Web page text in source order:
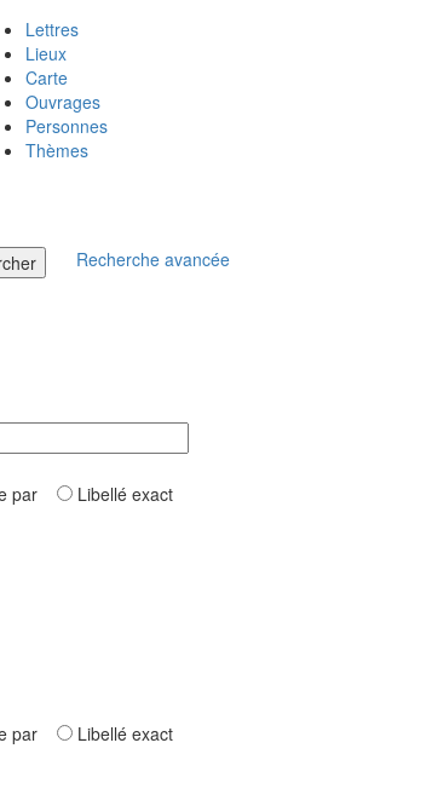
Lettres
Lieux
Carte
Ouvrages
Personnes
Thèmes
Recherche avancée
par Libellé exact
par Libellé exact